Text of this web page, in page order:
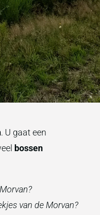
. U gaat een
bossen
van de Morvan?